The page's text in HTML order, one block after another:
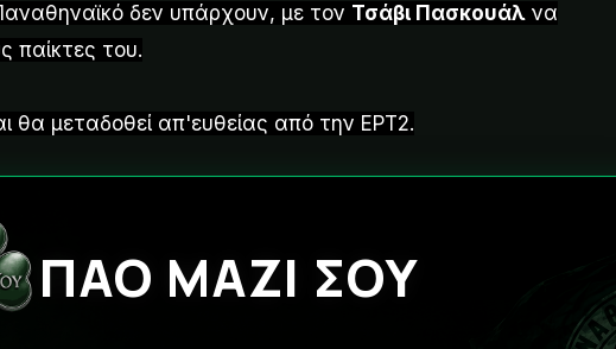
δεν υπάρχουν, με τον Τσάβι Πασκουάλ να
παίκτες του.
θα μεταδοθεί απ'ευθείας από την ΕΡΤ2.
ΠΑΟ ΜΑΖΙ ΣΟΥ